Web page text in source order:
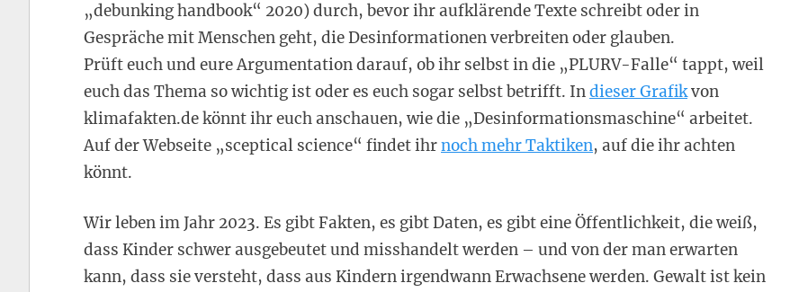
„debunking handbook“ 2020) durch, bevor ihr aufklärende Texte schreibt oder in
Gespräche mit Menschen geht, die Desinformationen verbreiten oder glauben.
Prüft euch und eure Argumentation darauf, ob ihr selbst in die „PLURV-Falle“ tappt, weil
euch das Thema so wichtig ist oder es euch sogar selbst betrifft. Indieser Grafikvon
klimafakten.de könnt ihr euch anschauen, wie die „Desinformationsmaschine“ arbeitet.
Auf der Webseite „sceptical science“ findet ihrnoch mehr Taktiken, auf die ihr achten
könnt.
Wir leben im Jahr 2023. Es gibt Fakten, es gibt Daten, es gibt eine Öffentlichkeit, die weiß,
dass Kinder schwer ausgebeutet und misshandelt werden – und von der man erwarten
kann, dass sie versteht, dass aus Kindern irgendwann Erwachsene werden. Gewalt ist kein